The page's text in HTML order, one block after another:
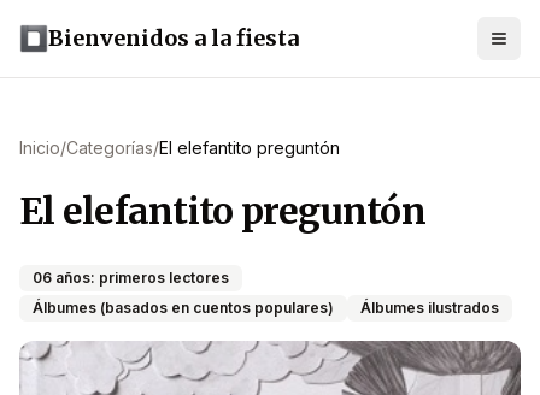
Bienvenidos a la fiesta
Inicio/Categorías/El elefantito preguntón
El elefantito preguntón
06 años: primeros lectores
Álbumes (basados en cuentos populares)
Álbumes ilustrados